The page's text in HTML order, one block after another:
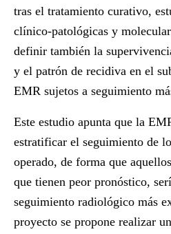
tras el tratamiento curativo,
clínico-patológicas y
definir también la
y el patrón de recidiva en el
EMR sujetos a seguimiento
Este estudio apunta que la
estratificar el seguimiento de
operado, de forma que
que tienen peor pronóstico,
seguimiento radiológico más
proyecto se propone realizar